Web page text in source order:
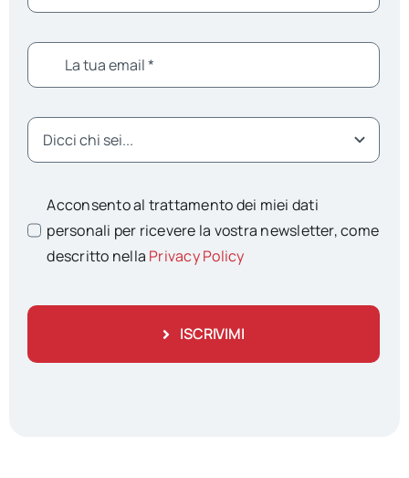
Acconsento al trattamento dei miei dati
personali per ricevere la vostra newsletter, come
descritto nella Privacy Policy
ISCRIVIMI